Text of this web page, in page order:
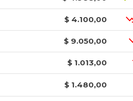
$ 4.100,00
$ 9.050,00
$ 1.013,00
$ 1.480,00